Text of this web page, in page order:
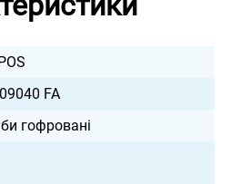
FA
гофровані